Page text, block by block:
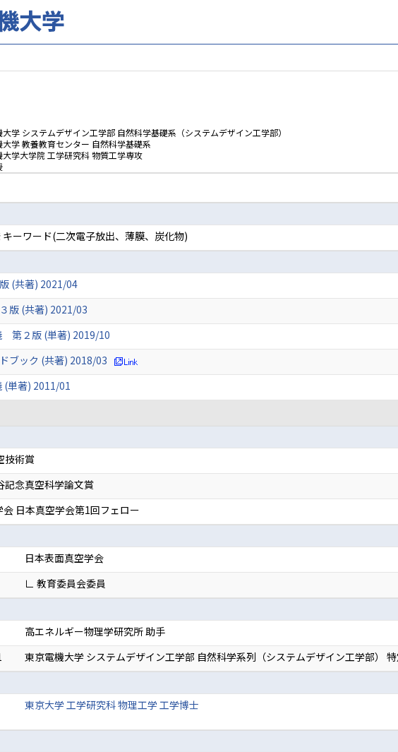
大学 システムデザイン工学部 自然科学基礎系（システムデザイン工学部）
大学 教養教育センター 自然科学基礎系
大学大学院 工学研究科 物質工学専攻
ーワード(二次電子放出、薄膜、炭化物)
(共著) 2021/04
版 (共著) 2021/03
第２版 (単著) 2019/10
ブック (共著) 2018/03
(単著) 2011/01
技術賞
記念真空科学論文賞
会 日本真空学会第1回フェロー
日本表面真空学会
∟ 教育委員会委員
高エネルギー物理学研究所 助手
東京電機大学 システムデザイン工学部 自然科学系列（システムデザイン工学部）
東京大学 工学研究科 物理工学 工学博士